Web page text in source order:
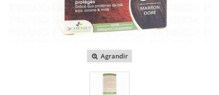
Agrandir